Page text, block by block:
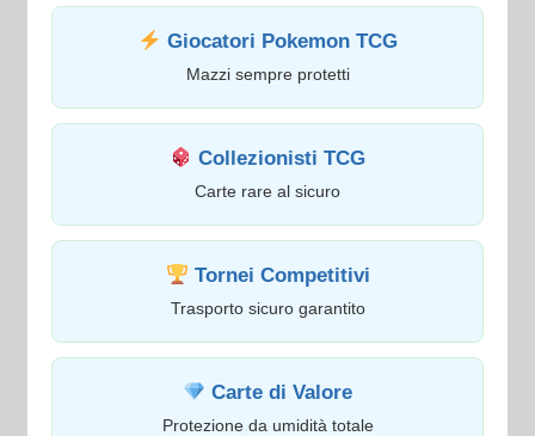
Giocatori Pokemon TCG
Mazzi sempre protetti
Collezionisti TCG
Carte rare al sicuro
Tornei Competitivi
Trasporto sicuro garantito
Carte di Valore
Protezione da umidità totale